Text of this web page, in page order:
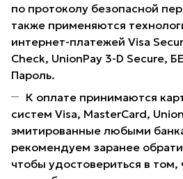
по протоколу безопасной
также применяются
интернет-платежей Visa
Check, UnionPay 3-D Secure,
Пароль.
К оплате принимаются
систем Visa, MasterCard,
эмитированные любыми
рекомендуем заранее
чтобы удостовериться в том,